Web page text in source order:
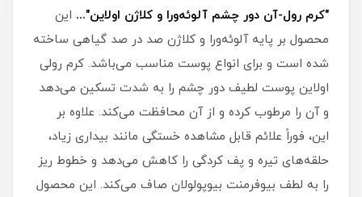
"کرم رول-آن دور چشم آلوئه‌ورا و کلاژن اولاین"... این
محصول بر پایه آلوئه‌ورا و کلاژن صد در صد گیاهی ساخته
شده است و برای انواع پوست مناسب می‌باشد. کرم رولی
اولاین پوست لطیف دور چشم را به شدت تسکین می‌دهد
و آن را مرطوب کرده و از آن محافظت می‌کند. علاوه بر
این، فوراً علائم قابل مشاهده خستگی مانند بیداری زیاد،
حلقه‌های تیره و پف کردگی را کاهش می‌دهد و خطوط ریز
را به لطف بیوفرمنت بیوپولولان صاف می‌کند. این محصول